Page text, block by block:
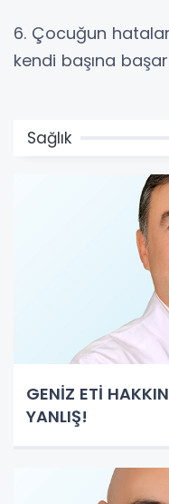
6. Çocuğun
kendi başına
Sağlık
GENİZ ETİ
YANLIŞ!